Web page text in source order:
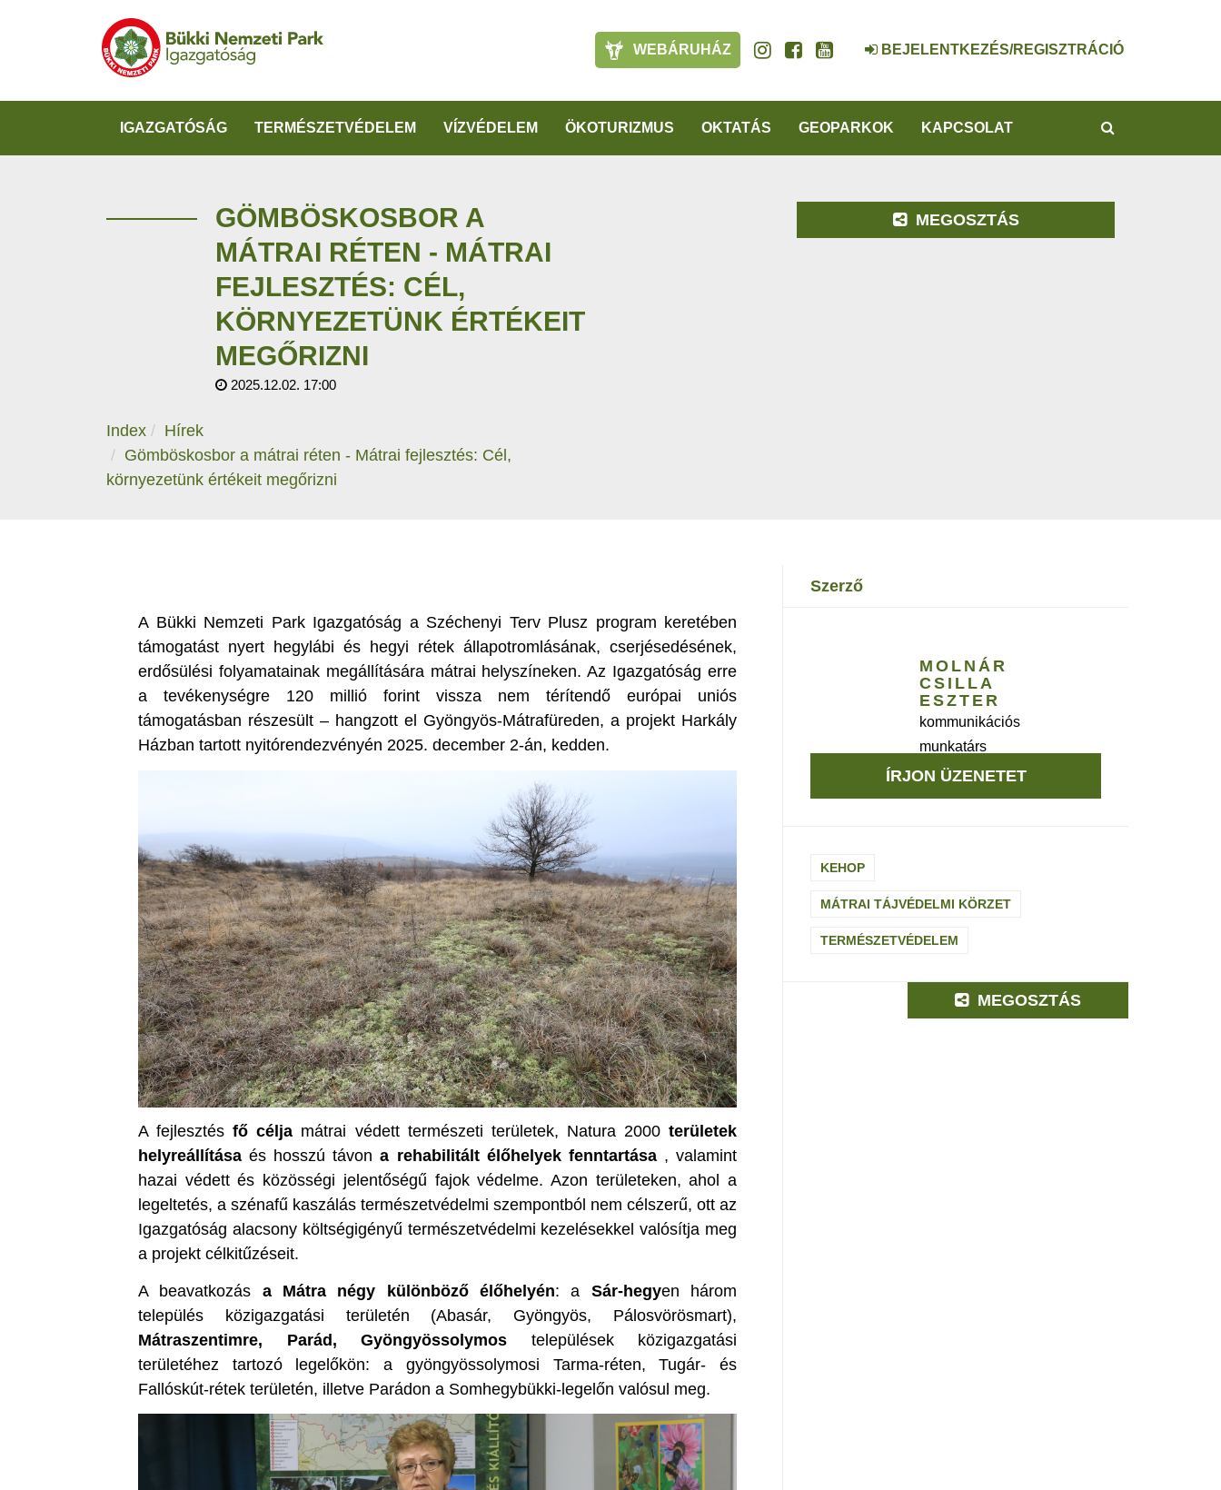
WEBÁRUHÁZ BEJELENTKEZÉS/REGISZTRÁCIÓ
IGAZGATÓSÁG TERMÉSZETVÉDELEM VÍZVÉDELEM ÖKOTURIZMUS OKTATÁS GEOPARKOK KAPCSOLAT
GÖMBÖSKOSBOR A
MÁTRAI RÉTEN - MÁTRAI
FEJLESZTÉS: CÉL,
KÖRNYEZETÜNK ÉRTÉKEIT
MEGŐRIZNI
2025.12.02. 17:00
Index
Hírek
Gömböskosbor a mátrai réten - Mátrai fejlesztés: Cél,
környezetünk értékeit megőrizni
MEGOSZTÁS
A Bükki Nemzeti Park Igazgatóság a Széchenyi Terv Plusz program keretében
támogatást nyert hegylábi és hegyi rétek állapotromlásának, cserjésedésének,
erdősülési folyamatainak megállítására mátrai helyszíneken. Az Igazgatóság erre
a tevékenységre 120 millió forint vissza nem térítendő európai uniós
támogatásban részesült – hangzott el Gyöngyös-Mátrafüreden, a projekt Harkály
Házban tartott nyitórendezvényén 2025. december 2-án, kedden.
A fejlesztésfő célja mátrai védett természeti területek, Natura 2000területek
helyreállításaés hosszú távona rehabilitált élőhelyek fenntartása , valamint
hazai védett és közösségi jelentőségű fajok védelme. Azon területeken, ahol a
legeltetés, a szénafű kaszálás természetvédelmi szempontból nem célszerű, ott az
Igazgatóság alacsony költségigényű természetvédelmi kezelésekkel valósítja meg
a projekt célkitűzéseit.
A beavatkozás a Mátra négy különböző élőhelyén: a Sár-hegyen három
település közigazgatási területén (Abasár, Gyöngyös, Pálosvörösmart),
Mátraszentimre, Parád, Gyöngyössolymos települések közigazgatási
területéhez tartozó legelőkön: a gyöngyössolymosi Tarma-réten, Tugár- és
Fallóskút-rétek területén, illetve Parádon a Somhegybükki-legelőn valósul meg.
szerző
MOLNÁR
CSILLA
ESZTER
kommunikációs
munkatárs
ÍRJON ÜZENETET
KEHOP
MÁTRAI TÁJVÉDELMI KÖRZET
TERMÉSZETVÉDELEM
MEGOSZTÁS